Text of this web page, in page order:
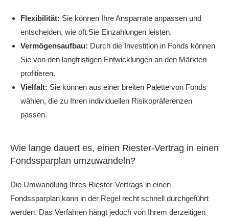
Flexibilität: Sie können Ihre Ansparrate anpassen und
entscheiden, wie oft Sie Einzahlungen leisten.
Vermögensaufbau: Durch die Investition in Fonds können
Sie von den langfristigen Entwicklungen an den Märkten
profitieren.
Vielfalt: Sie können aus einer breiten Palette von Fonds
wählen, die zu Ihren individuellen Risikopräferenzen
passen.
Wie lange dauert es, einen Riester-Vertrag in einen
Fondssparplan umzuwandeln?
Die Umwandlung Ihres Riester-Vertrags in einen
Fondssparplan kann in der Regel recht schnell durchgeführt
werden. Das Verfahren hängt jedoch von Ihrem derzeitigen